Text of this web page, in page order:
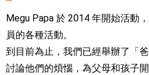
Megu Papa 於 2014 年開始活動
員的各種活動。
到目前為止，我們已經舉辦了「
討論他們的煩惱，為父母和孩子